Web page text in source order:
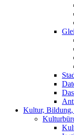
Kultur, Bildung,